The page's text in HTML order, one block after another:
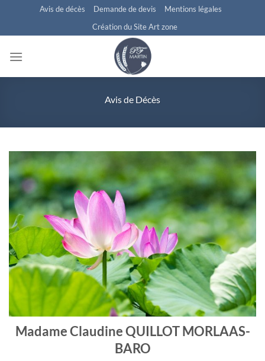
contenu
Avis de décès Demande de devis
Mentions légales
Création du Site Art zone
Avis de Décès
Madame Claudine QUILLOT MORLAAS-
BARO